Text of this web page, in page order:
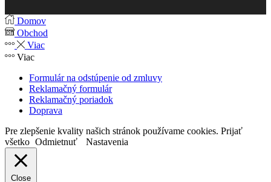
Domov
Obchod
Viac
Viac
Formulár na odstúpenie od zmluvy
Reklamačný formulár
Reklamačný poriadok
Doprava
Pre zlepšenie kvality našich stránok používame cookies. Prijať
všetko Odmietnuť Nastavenia
Close